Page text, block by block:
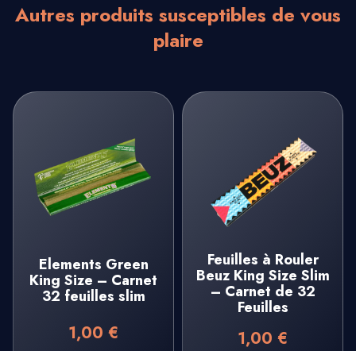
Autres produits susceptibles de vous
plaire
Elements Green
King Size – Carnet
32 feuilles slim
1,00 €
Feuilles à Rouler
Beuz King Size Slim
– Carnet de 32
Feuilles
1,00 €